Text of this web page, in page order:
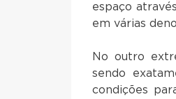
espaço
em várias
No outro
sendo
condições